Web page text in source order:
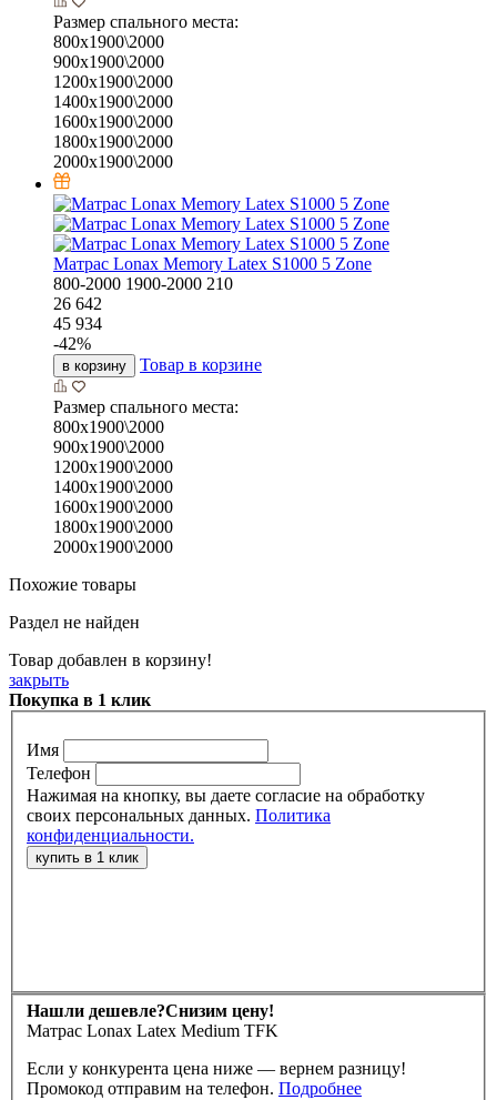
Размер спального места:
800х1900\2000
900х1900\2000
1200х1900\2000
1400х1900\2000
1600х1900\2000
1800х1900\2000
2000х1900\2000
Матрас Lonax Memory Latex S1000 5 Zone
800-2000 1900-2000 210
26 642
45 934
-42%
в корзину Товар в корзине
Размер спального места:
800х1900\2000
900х1900\2000
1200х1900\2000
1400х1900\2000
1600х1900\2000
1800х1900\2000
2000х1900\2000
Похожие товары
Раздел не найден
Товар добавлен в корзину!
закрыть
Покупка в 1 клик
Имя
Телефон
Нажимая на кнопку, вы даете согласие на обработку
своих персональных данных. Политика
конфиденциальности.
Нашли дешевле?Снизим цену!
Матрас Lonax Latex Medium TFK
Если у конкурента цена ниже — вернем разницу!
Промокод отправим на телефон. Подробнее